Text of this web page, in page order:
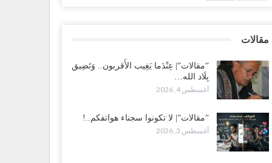
لإشعال حرب..!
تغييرات سعودية بصفوف قيادة “درع الوطن”
بالعبر.. هل بدأت الرياض إعادة هيكلة فصائلها بعد…
مقالات
“مقالات“| عِنْدَما يَغِيب الأَقربون.. وَتَضِيق
بِلَاد الله…
أغسطس 4, 2026
“مقالات“| لا تكونوا سجناء هواتفكم..!
أغسطس 3, 2026